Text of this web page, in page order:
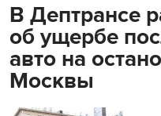
В Дептрансе
об ущербе
авто на
Москвы